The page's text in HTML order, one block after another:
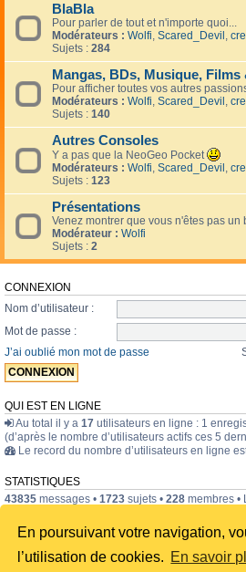
En poursuivant votre navigation,
l’utilisation de cookies. En savoir
BlaBla
Pour parler de tout et n'importe quoi...
Modérateurs : Wolfi, Scared_Devil,
Sujets : 284
Mangas, BDs, Musique, Films
Pour afficher toutes vos autres
Modérateurs : Wolfi, Scared_Devil,
Sujets : 140
Autres Consoles
Y a pas que la NeoGeo Pocket
Modérateurs : Wolfi, Scared_Devil,
Sujets : 123
Présentations
Venez montrer que vous n'êtes pas un
Modérateur : Wolfi
Sujets : 2
CONNEXION
Nom d’utilisateur :
Mot de passe :
J’ai oublié mon mot de passe
QUI EST EN LIGNE
Au total il y a 17 utilisateurs en ligne : 1
(d’après le nombre d’utilisateurs actifs ces 5
Le record du nombre d’utilisateurs en ligne
STATISTIQUES
43835 messages • 1723 sujets • 228 membres •
Index du forum